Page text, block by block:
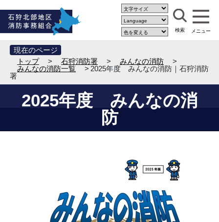
現在のページ
トップ
> 石狩消防署 > みんなの消防 >
みんなの消防一覧 > 2025年度 みんなの消防｜石狩消防
署
2025年度 みんなの消
防